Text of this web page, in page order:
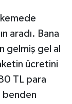
aradı. Bana
gelmiş gel al
ücretini
TL para
benden